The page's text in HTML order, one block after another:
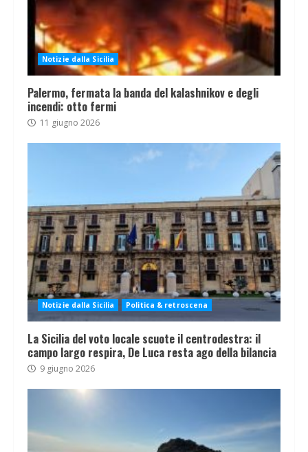
Notizie dalla Sicilia
Palermo, fermata la banda del kalashnikov e degli
incendi: otto fermi
11 giugno 2026
Notizie dalla Sicilia Politica & retroscena
La Sicilia del voto locale scuote il centrodestra: il
campo largo respira, De Luca resta ago della bilancia
9 giugno 2026